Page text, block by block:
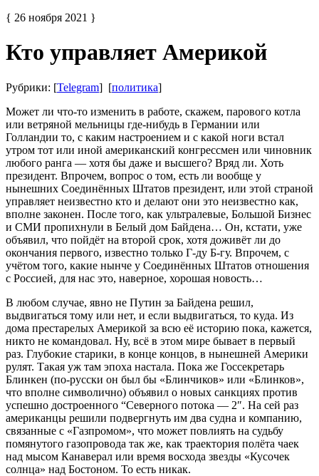
{ 26 ноября 2021 }
Кто управляет Америкой
Рубрики: [Telegram] [политика]
Может ли что-то изменить в работе, скажем, парового котла
или ветряной мельницы где-нибудь в Германии или
Голландии то, с каким настроением и с какой ноги встал
утром тот или иной американский конгрессмен или чиновник
любого ранга — хотя бы даже и высшего? Вряд ли. Хоть
президент. Впрочем, вопрос о том, есть ли вообще у
нынешних Соединённых Штатов президент, или этой страной
управляет неизвестно кто и делают они это неизвестно как,
вполне законен. После того, как ультралевые, Большой Бизнес
и СМИ пропихнули в Белый дом Байдена… Он, кстати, уже
объявил, что пойдёт на второй срок, хотя доживёт ли до
окончания первого, известно только Г-ду Б-гу. Впрочем, с
учётом того, какие нынче у Соединённых Штатов отношения
с Россией, для нас это, наверное, хорошая новость…
В любом случае, явно не Путин за Байдена решил,
выдвигаться тому или нет, и если выдвигаться, то куда. Из
дома престарелых Америкой за всю её историю пока, кажется,
никто не командовал. Ну, всё в этом мире бывает в первый
раз. Глубокие старики, в конце концов, в нынешней Америки
рулят. Такая уж там эпоха настала. Пока же Госсекретарь
Блинкен (по-русски он был бы «Блинчиков» или «Блинков»,
что вполне символично) объявил о новых санкциях против
успешно достроенного “Северного потока — 2″. На сей раз
американцы решили подвергнуть им два судна и компанию,
связанные с «Газпромом», что может повлиять на судьбу
помянутого газопровода так же, как траектория полёта чаек
над мысом Канаверал или время восхода звезды «Кусочек
солнца» над Бостоном. То есть никак.